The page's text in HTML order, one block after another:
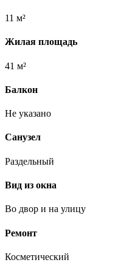
11 м²
Жилая площадь
41 м²
Балкон
Не указано
Санузел
Раздельный
Вид из окна
Во двор и на улицу
Ремонт
Косметический